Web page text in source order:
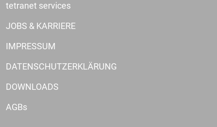
tetranet services
JOBS & KARRIERE
IMPRESSUM
DATENSCHUTZERKLÄRUNG
DOWNLOADS
AGBs